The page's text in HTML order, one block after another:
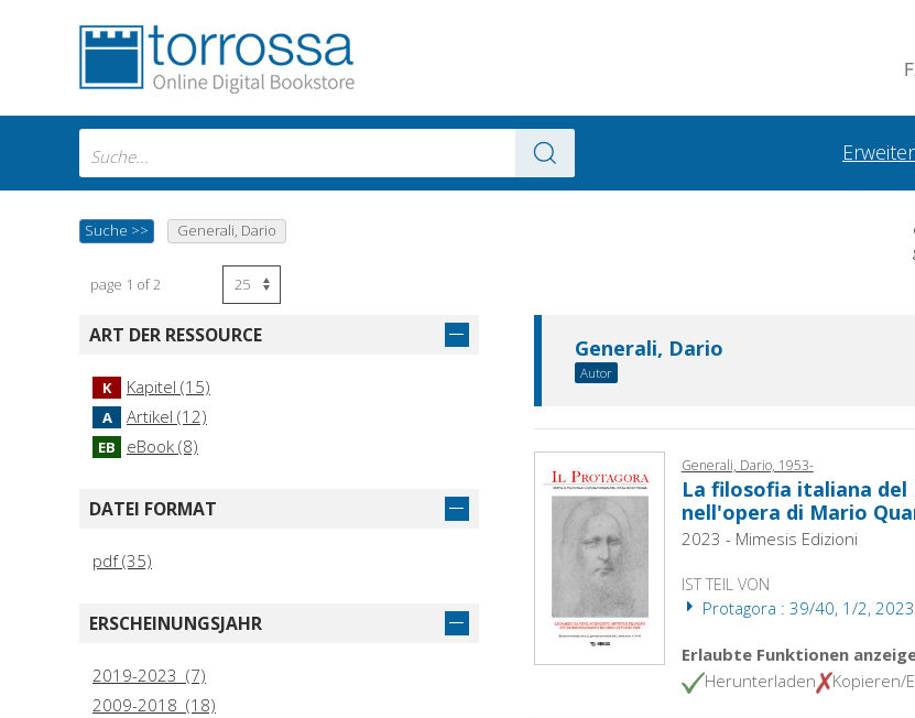
Suche >> Generali, Dario
page 1 of 2
ART DER RESSOURCE
K Kapitel (15)
A Artikel (12)
EB eBook (8)
DATEI FORMAT
pdf (35)
ERSCHEINUNGSJAHR
2019-2023 (7)
2009-2018 (18)
Generali, Dario
Autor
Generali, Dario, 1953-
La filosofia italiana
nell'opera di Mario
2023 - Mimesis Edizioni
IST TEIL VON
Protagora : 39/40, 1/2, 2023
Erlaubte Funktionen
Herunterladen
Kopieren/